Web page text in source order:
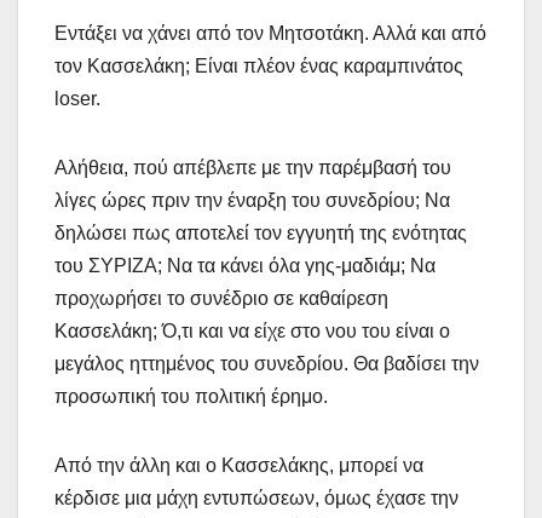
Εντάξει να χάνει από τον Μητσοτάκη. Αλλά και από
τον Κασσελάκη; Είναι πλέον ένας καραμπινάτος
loser.
Αλήθεια, πού απέβλεπε με την παρέμβασή του
λίγες ώρες πριν την έναρξη του συνεδρίου; Να
δηλώσει πως αποτελεί τον εγγυητή της ενότητας
του ΣΥΡΙΖΑ; Να τα κάνει όλα γης-μαδιάμ; Να
προχωρήσει το συνέδριο σε καθαίρεση
Κασσελάκη; Ό,τι και να είχε στο νου του είναι ο
μεγάλος ηττημένος του συνεδρίου. Θα βαδίσει την
προσωπική του πολιτική έρημο.
Από την άλλη και ο Κασσελάκης, μπορεί να
κέρδισε μια μάχη εντυπώσεων, όμως έχασε την